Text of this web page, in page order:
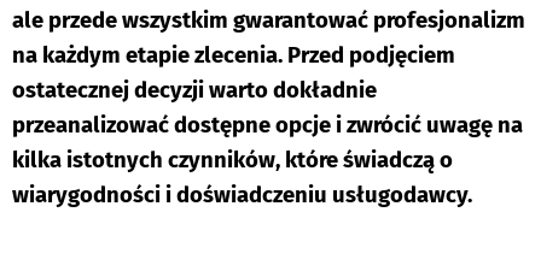
ale przede wszystkim gwarantować profesjonalizm
na każdym etapie zlecenia. Przed podjęciem
ostatecznej decyzji warto dokładnie
przeanalizować dostępne opcje i zwrócić uwagę na
kilka istotnych czynników, które świadczą o
wiarygodności i doświadczeniu usługodawcy.